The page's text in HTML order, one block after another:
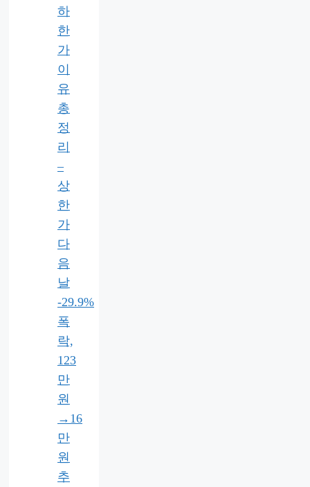
하
한
가
이
유
총
정
리
–
상
한
가
다
음
날
-29.9%
폭
락,
123
만
원
→16
만
원
추